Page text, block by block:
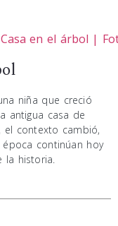
niña que creció
antigua casa de
el contexto cambió,
continúan hoy
la historia.